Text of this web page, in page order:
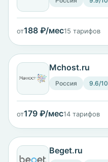
от188 ₽/мес15 тарифов
Mchost.ru
Россия 9.6/10
от179 ₽/мес14 тарифов
Beget.ru